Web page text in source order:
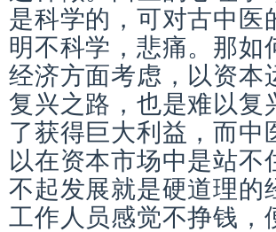
是科学的，可对古中
明不科学，悲痛。那
经济方面考虑，以资
复兴之路，也是难以
了获得巨大利益，而
以在资本市场中是站
不起发展就是硬道理
工作人员感觉不挣钱